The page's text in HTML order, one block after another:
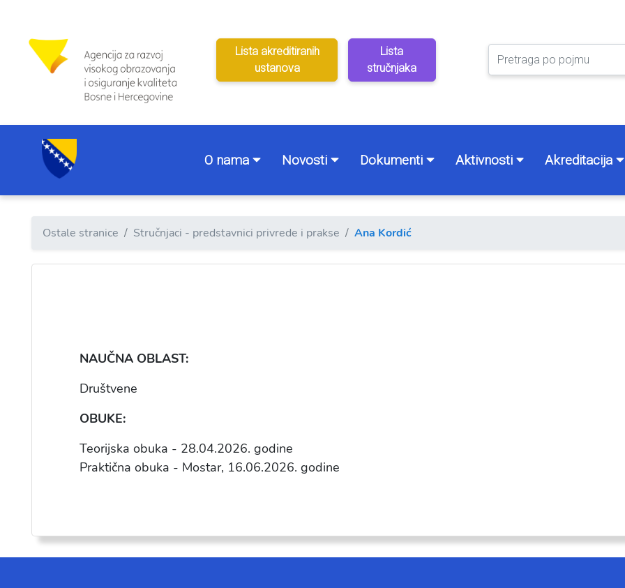
Lista akreditiranih
ustanova
Lista
stručnjaka
O nama Novosti Dokumenti Aktivnosti Akreditacija
Ostale stranice Stručnjaci - predstavnici privrede i prakse Ana Kordić
NAUČNA OBLAST:
Društvene
OBUKE:
Teorijska obuka - 28.04.2026. godine
Praktična obuka - Mostar, 16.06.2026. godine